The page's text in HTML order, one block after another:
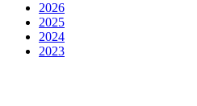
2026
2025
2024
2023